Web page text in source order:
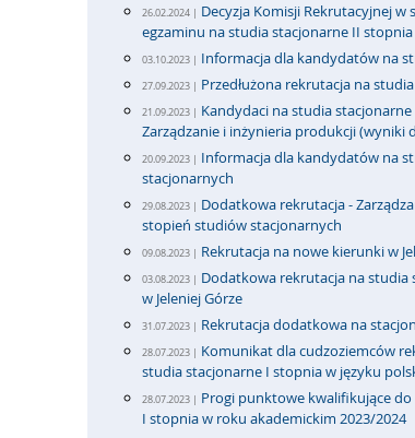
26.02.2024 | Decyzja Komisji Rekrutacyjnej
egzaminu na studia stacjonarne II stopnia
03.10.2023 | Informacja dla kandydatów na
27.09.2023 | Przedłużona rekrutacja na
21.09.2023 | Kandydaci na studia
Zarządzanie i inżynieria produkcji (wyniki
20.09.2023 | Informacja dla kandydatów na
stacjonarnych
29.08.2023 | Dodatkowa rekrutacja -
stopień studiów stacjonarnych
09.08.2023 | Rekrutacja na nowe kierunki w
03.08.2023 | Dodatkowa rekrutacja na studia
w Jeleniej Górze
31.07.2023 | Rekrutacja dodatkowa na
28.07.2023 | Komunikat dla cudzoziemców
studia stacjonarne I stopnia w języku
28.07.2023 | Progi punktowe kwalifikujące
I stopnia w roku akademickim 2023/2024